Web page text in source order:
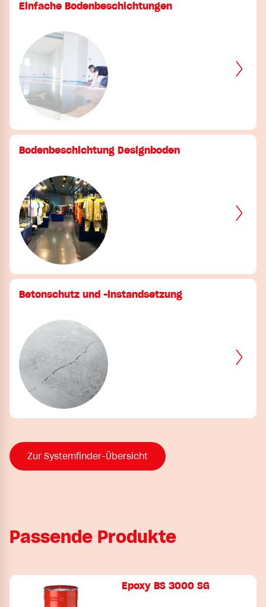
Einfache Bodenbeschichtungen
Bodenbeschichtung Designboden
Betonschutz und -instandsetzung
Zur Systemfinder-Übersicht
Passende Produkte
Epoxy BS 3000 SG